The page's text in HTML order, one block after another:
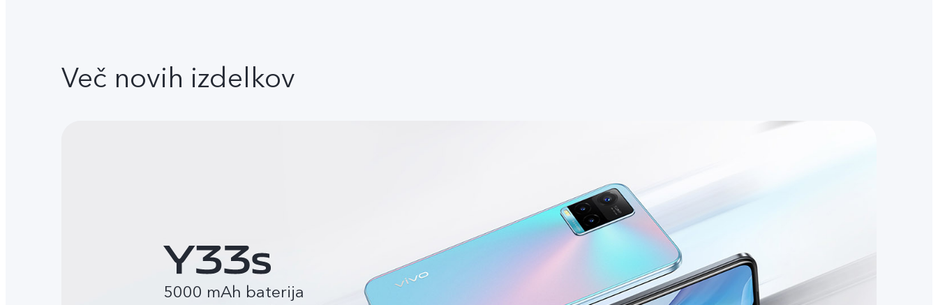
Več novih izdelkov
5000 mAh baterija